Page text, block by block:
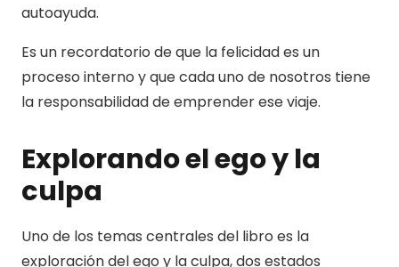
autoayuda.
Es un recordatorio de que la felicidad es un
proceso interno y que cada uno de nosotros tiene
la responsabilidad de emprender ese viaje.
Explorando el ego y la
culpa
Uno de los temas centrales del libro es la
exploración del ego y la culpa, dos estados